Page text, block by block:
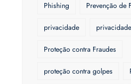
Phishing Prevenção de
privacidade
Proteção contra Fraudes
proteção contra golpes